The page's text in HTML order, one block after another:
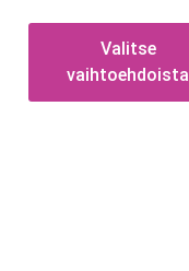
Valitse
vaihtoehdoista